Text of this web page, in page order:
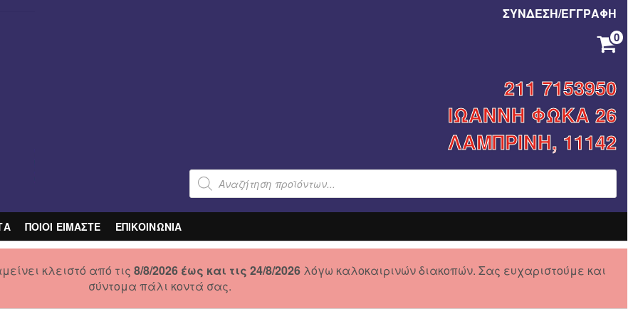
ΣΥΝΔΕΣΗ/ΕΓΓΡΑΦΗ
0
211 7153950
ΙΩΑΝΝΗ ΦΩΚΑ 26
ΛΑΜΠΡΙΝΗ, 11142
Products
search
ΠΟΙΟΙ ΕΙΜΑΣΤΕ ΕΠΙΚΟΙΝΩΝΙΑ
κλειστό από τις 8/8/2026 έως και τις 24/8/2026 λόγω καλοκαιρινών διακοπών. Σας ευχαριστούμε και
σύντομα πάλι κοντά σας.